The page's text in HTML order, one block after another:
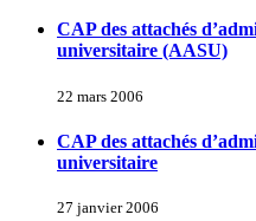
CAP des attachés
universitaire (AASU)
22 mars 2006
CAP des attachés
universitaire
27 janvier 2006